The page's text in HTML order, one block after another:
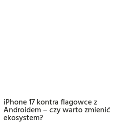
iPhone 17 kontra flagowce z
Androidem – czy warto zmienić
ekosystem?